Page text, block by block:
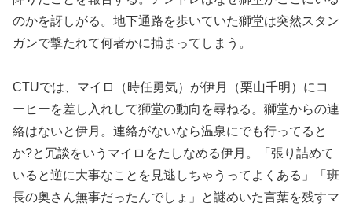
のかを訝しがる。地下通路を歩いていた獅堂は突然スタン
ガンで撃たれて何者かに捕まってしまう。
CTUでは、マイロ（時任勇気）が伊月（栗山千明）にコ
ーヒーを差し入れして獅堂の動向を尋ねる。獅堂からの連
絡はないと伊月。連絡がないなら温泉にでも行ってると
か?と冗談をいうマイロをたしなめる伊月。「張り詰めて
いると逆に大事なことを見逃しちゃうってよくある」「班
長の奥さん無事だったんでしょ」と謎めいた言葉を残すマ